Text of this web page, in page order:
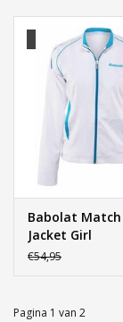
Babolat Match
Jacket Girl
€54,95
Pagina 1 van 2